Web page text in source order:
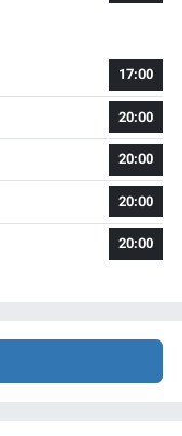
17:00
20:00
20:00
20:00
20:00